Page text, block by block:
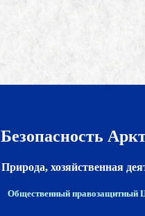
Безопасность
Природа, хозяйственная
Общественный правозащитный